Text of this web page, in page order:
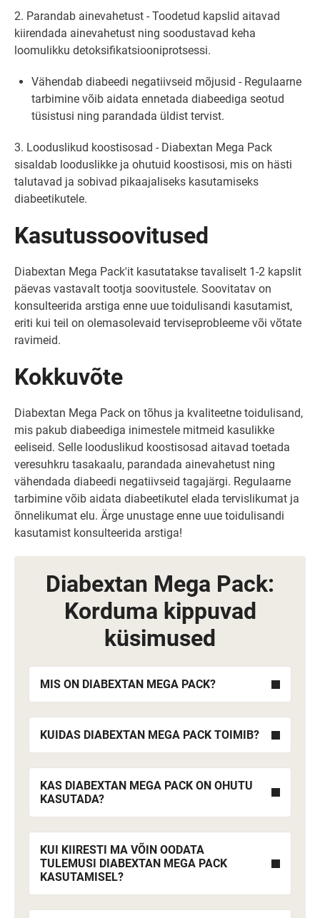
2. Parandab ainevahetust - Toodetud kapslid aitavad
kiirendada ainevahetust ning soodustavad keha
loomulikku detoksifikatsiooniprotsessi.
Vähendab diabeedi negatiivseid mõjusid - Regulaarne
tarbimine võib aidata ennetada diabeediga seotud
tüsistusi ning parandada üldist tervist.
3. Looduslikud koostisosad - Diabextan Mega Pack
sisaldab looduslikke ja ohutuid koostisosi, mis on hästi
talutavad ja sobivad pikaajaliseks kasutamiseks
diabeetikutele.
Kasutussoovitused
Diabextan Mega Pack'it kasutatakse tavaliselt 1-2 kapslit
päevas vastavalt tootja soovitustele. Soovitatav on
konsulteerida arstiga enne uue toidulisandi kasutamist,
eriti kui teil on olemasolevaid terviseprobleeme või võtate
ravimeid.
Kokkuvõte
Diabextan Mega Pack on tõhus ja kvaliteetne toidulisand,
mis pakub diabeediga inimestele mitmeid kasulikke
eeliseid. Selle looduslikud koostisosad aitavad toetada
veresuhkru tasakaalu, parandada ainevahetust ning
vähendada diabeedi negatiivseid tagajärgi. Regulaarne
tarbimine võib aidata diabeetikutel elada tervislikumat ja
õnnelikumat elu. Ärge unustage enne uue toidulisandi
kasutamist konsulteerida arstiga!
Diabextan Mega Pack:
Korduma kippuvad
küsimused
MIS ON DIABEXTAN MEGA PACK?
KUIDAS DIABEXTAN MEGA PACK TOIMIB?
KAS DIABEXTAN MEGA PACK ON OHUTU
KASUTADA?
KUI KIIRESTI MA VÕIN OODATA
TULEMUSI DIABEXTAN MEGA PACK
KASUTAMISEL?